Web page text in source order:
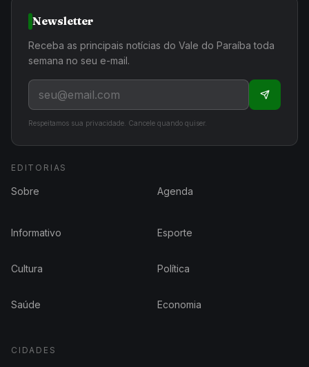
Newsletter
Receba as principais notícias do Vale do Paraíba toda
semana no seu e-mail.
Respeitamos sua privacidade. Cancele quando quiser.
EDITORIAS
Sobre Agenda
Informativo Esporte
Cultura Política
Saúde Economia
CIDADES